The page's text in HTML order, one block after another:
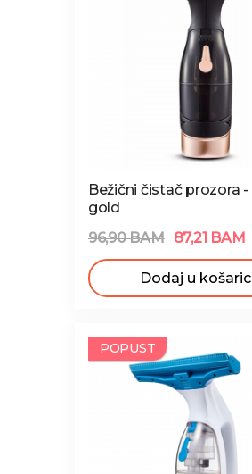
Bežični čistač prozora -
gold
96,90 BAM 87,21 BAM
Dodaj u
NOVO
POPUST